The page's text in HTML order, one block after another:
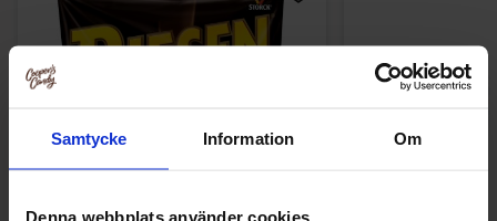
Samtycke Information Om
Denna webbplats använder cookies